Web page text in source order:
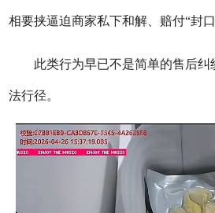
相要挟逼迫商家私下和解、赔付“封口
此类行为早已不是简单的售后纠
法行径。